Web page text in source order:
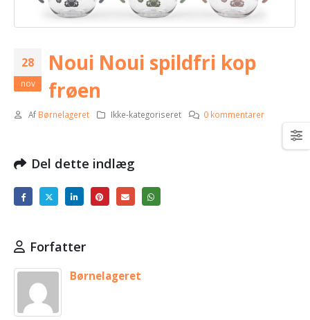
28
nov
Noui Noui spildfri kop
frøen
Af Børnelageret Ikke-kategoriseret 0 kommentarer
Del dette indlæg
Forfatter
Børnelageret